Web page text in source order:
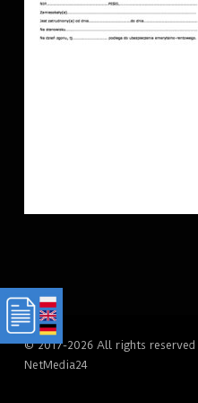
© 2017-2026 All rights
NetMedia24